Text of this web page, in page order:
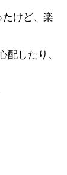
けど、楽
配したり、